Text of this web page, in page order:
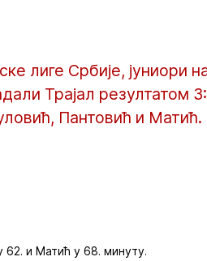
лиге Србије, јуниори
Трајал
Пантовић и Матић.
62. и Матић у 68. минуту.